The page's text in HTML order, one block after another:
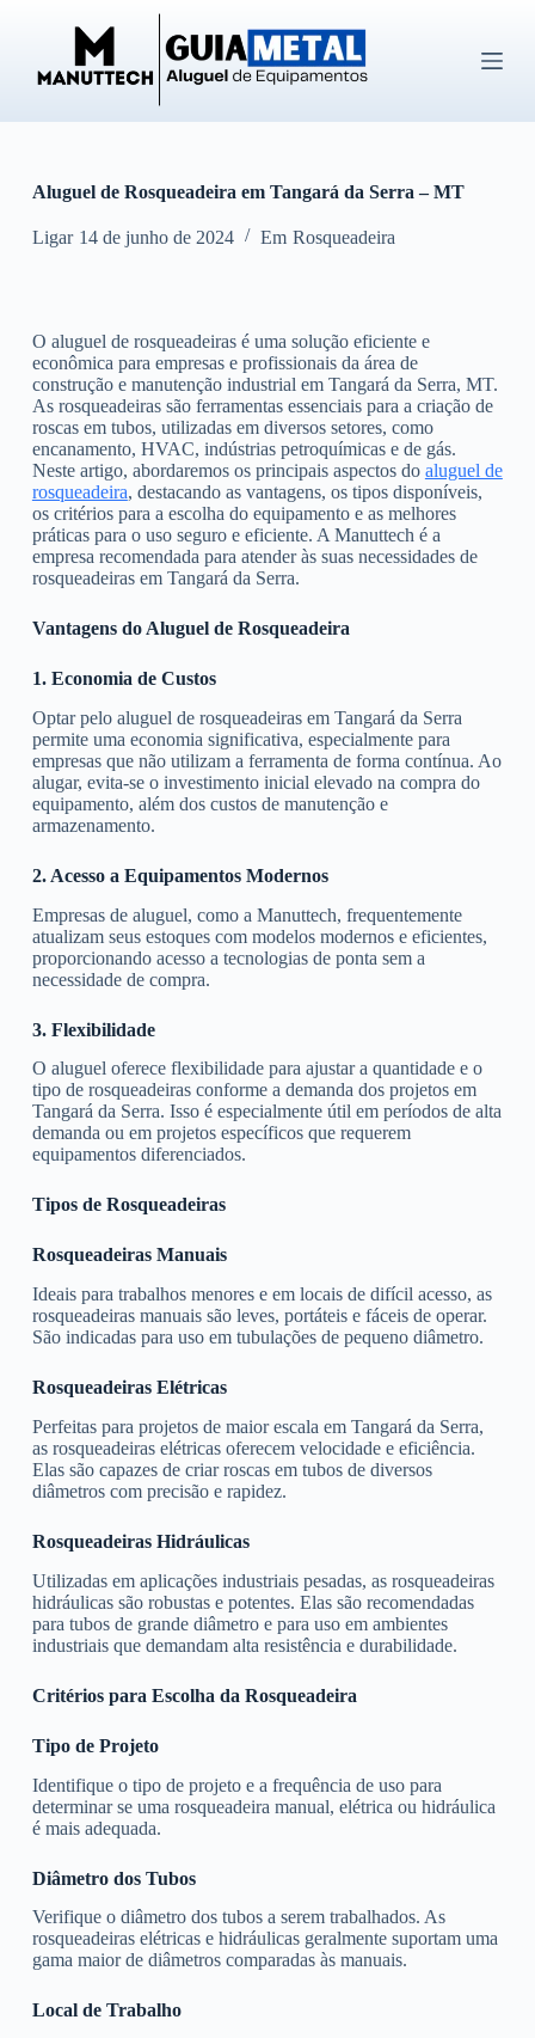
ú
d
o
Aluguel de Rosqueadeira em Tangará da Serra – MT
Ligar 14 de junho de 2024 Em Rosqueadeira
O aluguel de rosqueadeiras é uma solução eficiente e
econômica para empresas e profissionais da área de
construção e manutenção industrial em Tangará da Serra, MT.
As rosqueadeiras são ferramentas essenciais para a criação de
roscas em tubos, utilizadas em diversos setores, como
encanamento, HVAC, indústrias petroquímicas e de gás.
Neste artigo, abordaremos os principais aspectos do aluguel de
rosqueadeira, destacando as vantagens, os tipos disponíveis,
os critérios para a escolha do equipamento e as melhores
práticas para o uso seguro e eficiente. A Manuttech é a
empresa recomendada para atender às suas necessidades de
rosqueadeiras em Tangará da Serra.
Vantagens do Aluguel de Rosqueadeira
1. Economia de Custos
Optar pelo aluguel de rosqueadeiras em Tangará da Serra
permite uma economia significativa, especialmente para
empresas que não utilizam a ferramenta de forma contínua. Ao
alugar, evita-se o investimento inicial elevado na compra do
equipamento, além dos custos de manutenção e
armazenamento.
2. Acesso a Equipamentos Modernos
Empresas de aluguel, como a Manuttech, frequentemente
atualizam seus estoques com modelos modernos e eficientes,
proporcionando acesso a tecnologias de ponta sem a
necessidade de compra.
3. Flexibilidade
O aluguel oferece flexibilidade para ajustar a quantidade e o
tipo de rosqueadeiras conforme a demanda dos projetos em
Tangará da Serra. Isso é especialmente útil em períodos de alta
demanda ou em projetos específicos que requerem
equipamentos diferenciados.
Tipos de Rosqueadeiras
Rosqueadeiras Manuais
Ideais para trabalhos menores e em locais de difícil acesso, as
rosqueadeiras manuais são leves, portáteis e fáceis de operar.
São indicadas para uso em tubulações de pequeno diâmetro.
Rosqueadeiras Elétricas
Perfeitas para projetos de maior escala em Tangará da Serra,
as rosqueadeiras elétricas oferecem velocidade e eficiência.
Elas são capazes de criar roscas em tubos de diversos
diâmetros com precisão e rapidez.
Rosqueadeiras Hidráulicas
Utilizadas em aplicações industriais pesadas, as rosqueadeiras
hidráulicas são robustas e potentes. Elas são recomendadas
para tubos de grande diâmetro e para uso em ambientes
industriais que demandam alta resistência e durabilidade.
Critérios para Escolha da Rosqueadeira
Tipo de Projeto
Identifique o tipo de projeto e a frequência de uso para
determinar se uma rosqueadeira manual, elétrica ou hidráulica
é mais adequada.
Diâmetro dos Tubos
Verifique o diâmetro dos tubos a serem trabalhados. As
rosqueadeiras elétricas e hidráulicas geralmente suportam uma
gama maior de diâmetros comparadas às manuais.
Local de Trabalho